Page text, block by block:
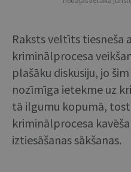
Raksts veltīts tiesneša
kriminālprocesa
plašāku diskusiju, jo
nozīmīga ietekme uz
tā ilgumu kopumā,
kriminālprocesa
iztiesāšanas sākšanas.